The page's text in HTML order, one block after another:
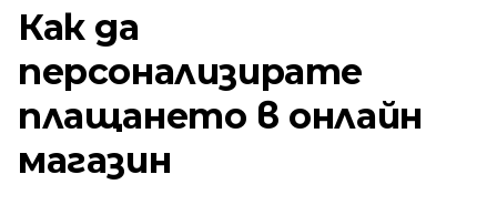
Как да
персонализирате
плащането в онлайн
магазин